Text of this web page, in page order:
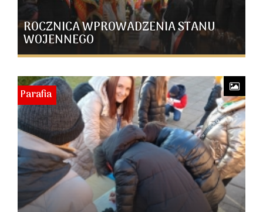
ROCZNICA WPROWADZENIA STANU
WOJENNEGO
Parafia